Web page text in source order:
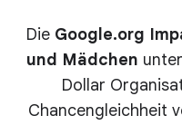
Die Google.org
und Mädchen
Dollar
Chancengleichheit